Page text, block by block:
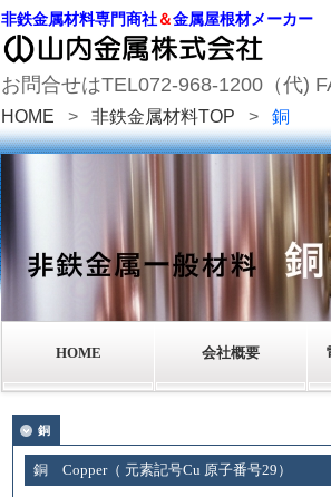
非鉄金属材料専門商社＆金属屋根材メーカー
お問合せはTEL072-968-1200（代)
HOME > 非鉄金属材料TOP > 銅
HOME 会社概要
銅
銅 Copper（ 元素記号Cu 原子番号29）